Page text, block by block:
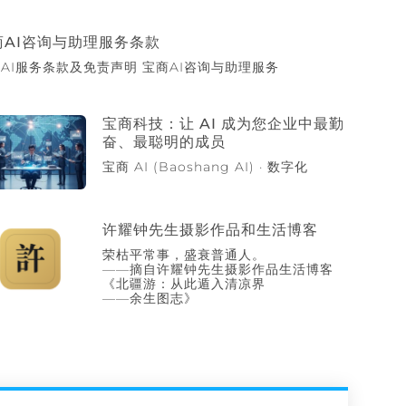
AI咨询与助理服务条款
服务条款及免责声明 宝商AI咨询与助理服务
宝商科技：让 AI 成为您企业中最勤
奋、最聪明的成员
宝商 AI (Baoshang AI) · 数字化
许耀钟先生摄影作品和生活博客
荣枯平常事，盛衰普通人。
——摘自许耀钟先生摄影作品生活博客
《北疆游：从此遁入清凉界
——余生图志》